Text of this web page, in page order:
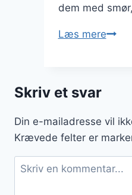
dem med
Læs mereBagte
Skriv et svar
Din e-mailadresse vil
Krævede felter er